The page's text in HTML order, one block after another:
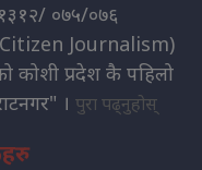
०७५/०७६
(Citizen Journalism)
कोशी प्रदेश कै पहिलो
। पुरा पढ्नुहोस्